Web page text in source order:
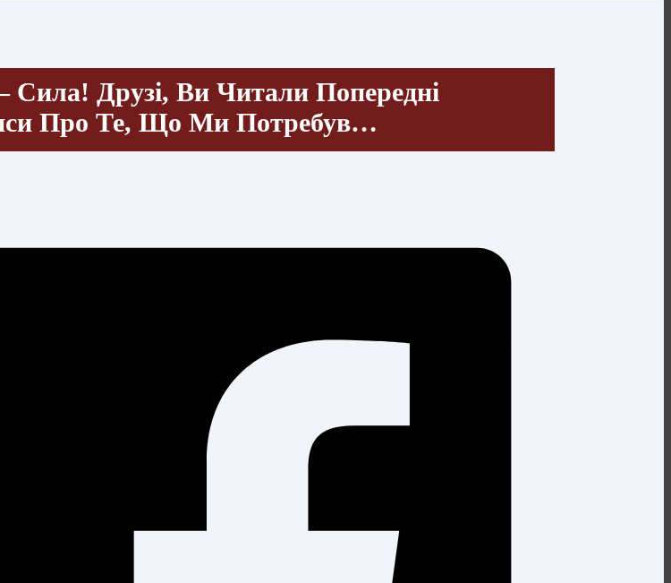
Сила! Друзі, Ви Читали Попередні
Про Те, Що Ми Потребув…